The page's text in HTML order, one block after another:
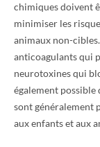
chimiques doivent
minimiser les
animaux non-
anticoagulants qui
neurotoxines qui
également possible
sont généralement
aux enfants et aux